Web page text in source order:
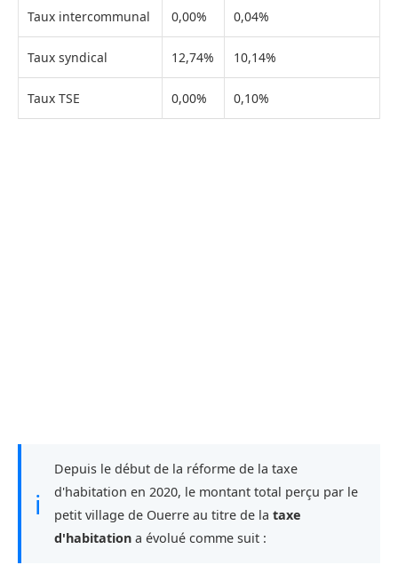
Taux intercommunal 0,00% 0,04%
Taux syndical 12,74% 10,14%
Taux TSE 0,00% 0,10%
ℹ
Depuis le début de la réforme de la taxe
d'habitation en 2020, le montant total perçu par le
petit village de Ouerre au titre de la taxe
d'habitation a évolué comme suit :